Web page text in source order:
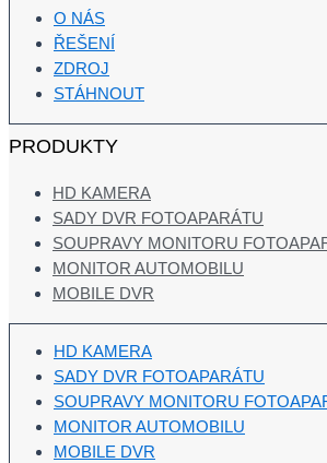
O NÁS
ŘEŠENÍ
ZDROJ
STÁHNOUT
PRODUKTY
HD KAMERA
SADY DVR FOTOAPARÁTU
SOUPRAVY MONITORU
MONITOR AUTOMOBILU
MOBILE DVR
HD KAMERA
SADY DVR FOTOAPARÁTU
SOUPRAVY MONITORU
MONITOR AUTOMOBILU
MOBILE DVR